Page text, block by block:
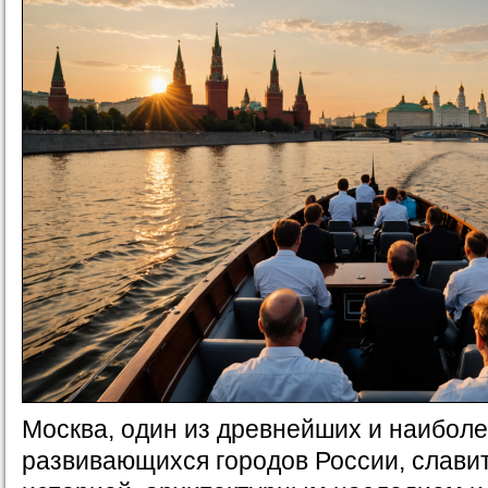
Москва, один из древнейших и
развивающихся городов России,